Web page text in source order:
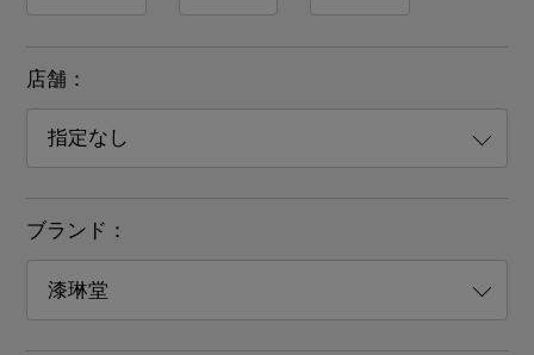
店舗：
ブランド：